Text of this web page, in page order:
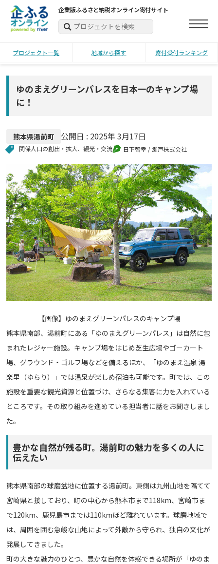
企業版ふるさと納税オンライン寄付サイト
プロジェクト一覧 地域から探す 寄付受付ランキング
ゆのまえグリーンパレスを日本一のキャンプ場
に！
熊本県湯前町 公開日 : 2025年 3月17日
関係人口の創出・拡大、観光・交流 日下智幸 / 瀬戸株式会社
【画像】 ゆのまえグリーンパレスのキャンプ場
熊本県南部、湯前町にある「ゆのまえグリーンパレス」は自然に包
まれたレジャー施設。キャンプ場をはじめ芝生広場やゴーカート
場、グラウンド・ゴルフ場などを備えるほか、「ゆのまえ温泉 湯
楽里（ゆらり）」では温泉が楽しめ宿泊も可能です。町では、この
施設を重要な観光資源と位置づけ、さらなる集客に力を入れている
ところです。その取り組みを進めている担当者に話をお聞きしまし
た。
豊かな自然が残る町。湯前町の魅力を多くの人に
伝えたい
熊本県南部の球磨盆地に位置する湯前町。東側は九州山地を隔てて
宮崎県と接しており、町の中心から熊本市まで118km、宮崎市ま
で120km、鹿児島市までは110kmほど離れています。球磨地域で
は、周囲を囲む急峻な山地によって外敵から守られ、独自の文化が
発展してきました。
町の大きな魅力のひとつ、豊かな自然を体感できる場所が「ゆのま